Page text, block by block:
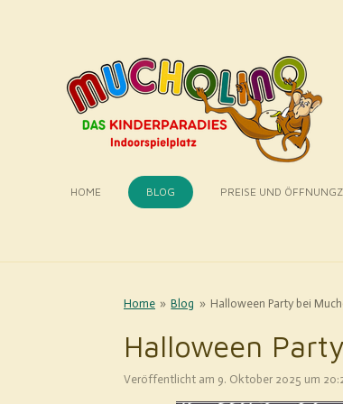
HOME BLOG PREISE UND
Home » Blog » Halloween Party bei
Halloween
Veröffentlicht am 9. Oktober 2025 um